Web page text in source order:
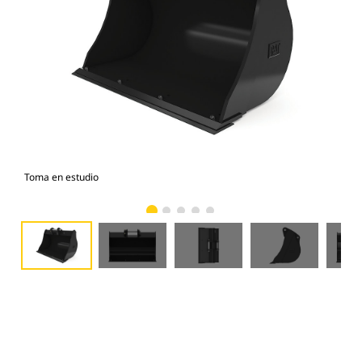
Toma en estudio